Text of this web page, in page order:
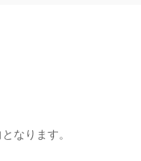
なります。